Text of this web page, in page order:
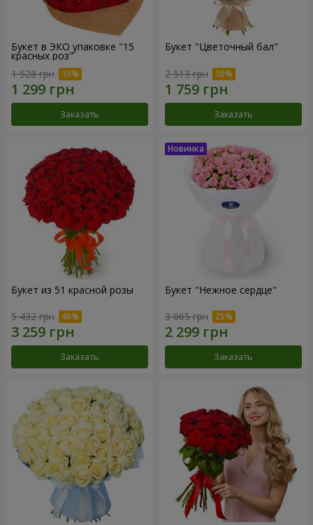
Букет в ЭКО упаковке "15
красных роз"
1 528 грн
Заказать
Букет "Цветочный бал"
2 513 грн
Заказать
Букет из 51 красной розы
5 432 грн
Заказать
Букет "Нежное сердце"
3 065 грн
Заказать